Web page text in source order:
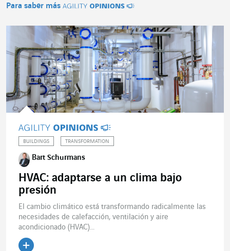
Para saber más
BUILDINGS TRANSFORMATION
Bart Schurmans
HVAC: adaptarse a un clima bajo
presión
El cambio climático está transformando radicalmente las
necesidades de calefacción, ventilación y aire
acondicionado (HVAC)...